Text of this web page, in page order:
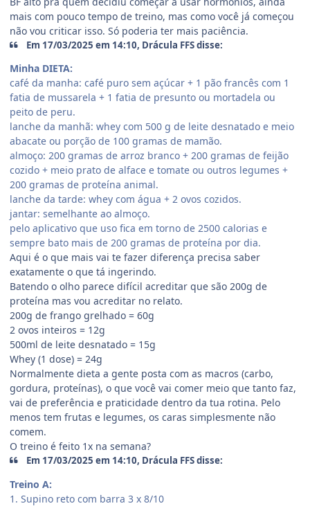
mais com pouco tempo de treino, mas como você já começou
não vou criticar isso. Só poderia ter mais paciência.
Em 17/03/2025 em 14:10, Drácula FFS disse:
Minha DIETA:
café da manha: café puro sem açúcar + 1 pão francês com 1
fatia de mussarela + 1 fatia de presunto ou mortadela ou
peito de peru.
lanche da manhã: whey com 500 g de leite desnatado e meio
abacate ou porção de 100 gramas de mamão.
almoço: 200 gramas de arroz branco + 200 gramas de feijão
cozido + meio prato de alface e tomate ou outros legumes +
200 gramas de proteína animal.
lanche da tarde: whey com água + 2 ovos cozidos.
jantar: semelhante ao almoço.
pelo aplicativo que uso fica em torno de 2500 calorias e
sempre bato mais de 200 gramas de proteína por dia.
Aqui é o que mais vai te fazer diferença precisa saber
exatamente o que tá ingerindo.
Batendo o olho parece difícil acreditar que são 200g de
proteína mas vou acreditar no relato.
200g de frango grelhado = 60g
2 ovos inteiros = 12g
500ml de leite desnatado = 15g
Whey (1 dose) = 24g
Normalmente dieta a gente posta com as macros (carbo,
gordura, proteínas), o que você vai comer meio que tanto faz,
vai de preferência e praticidade dentro da tua rotina. Pelo
menos tem frutas e legumes, os caras simplesmente não
comem.
O treino é feito 1x na semana?
Em 17/03/2025 em 14:10, Drácula FFS disse:
Treino A:
1. Supino reto com barra 3 x 8/10